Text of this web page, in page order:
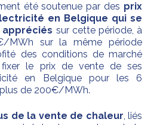
été soutenue par des prix
en Belgique qui se
sur cette période, à
MWh sur la même période
des conditions de marché
le prix de vente de ses
en Belgique pour les 6
de 200€/MWh.
de la vente de chaleur, liés